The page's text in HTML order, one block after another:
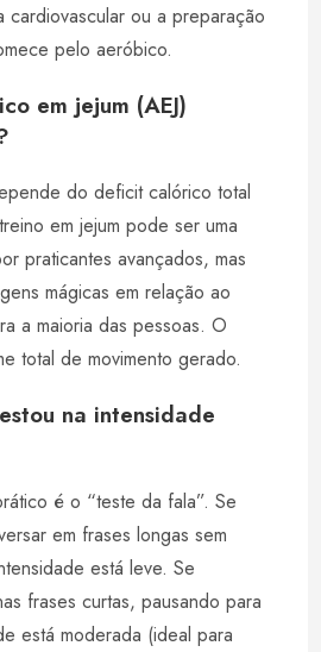
cardiovascular ou a preparação
pelo aeróbico.
em jejum (AEJ)
do deficit calórico total
em jejum pode ser uma
praticantes avançados, mas
mágicas em relação ao
a maioria das pessoas. O
total de movimento gerado.
na intensidade
é o “teste da fala”. Se
em frases longas sem
está leve. Se
frases curtas, pausando para
está moderada (ideal para